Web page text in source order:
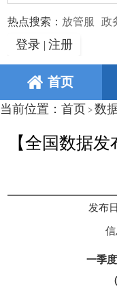
热点搜索： 放管服 政
登录 注册
首页
当前位置： 首页 > 数
【全国数据
发布
信
一季